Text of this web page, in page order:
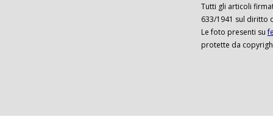
Tutti gli articoli
633/1941 sul diritto
Le foto presenti su
protette da